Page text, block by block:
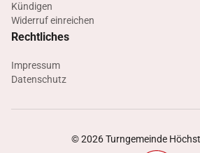
Kündigen
Widerruf einreichen
Rechtliches
Impressum
Datenschutz
©2026Turngemeinde